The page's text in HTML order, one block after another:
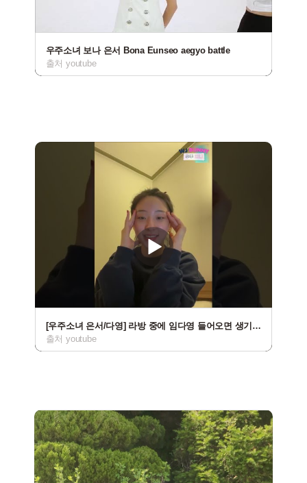
우주소녀 보나 은서 Bona Eunseo aegyo battle
출처 youtube
[우주소녀 은서/다영] 라방 중에 임다영 들어오면 생기는 일
출처 youtube